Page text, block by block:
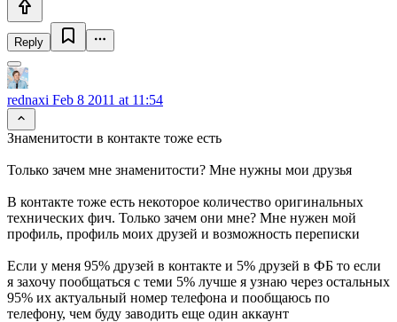
Reply
rednaxi Feb 8 2011 at 11:54
Знаменитости в контакте тоже есть
Только зачем мне знаменитости? Мне нужны мои друзья
В контакте тоже есть некоторое количество оригинальных
технических фич. Только зачем они мне? Мне нужен мой
профиль, профиль моих друзей и возможность переписки
Если у меня 95% друзей в контакте и 5% друзей в ФБ то если
я захочу пообщаться с теми 5% лучше я узнаю через остальных
95% их актуальный номер телефона и пообщаюсь по
телефону, чем буду заводить еще один аккаунт